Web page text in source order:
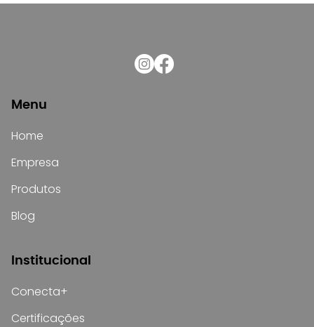
Menu
Home
Empresa
Produtos
Blog
Institucional
Conecta+
Certificações